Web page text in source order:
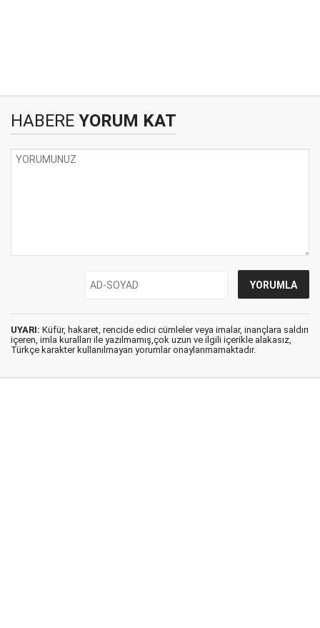
HABERE YORUM KAT
UYARI: Küfür, hakaret, rencide edici cümleler veya imalar, inançlara saldırı
içeren, imla kuralları ile yazılmamış,çok uzun ve ilgili içerikle alakasız,
Türkçe karakter kullanılmayan yorumlar onaylanmamaktadır.